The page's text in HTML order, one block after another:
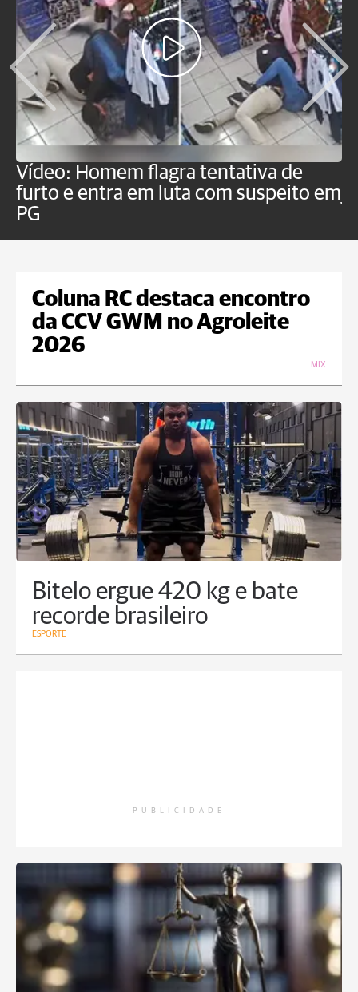
Vídeo: Homem flagra tentativa de
furto e entra em luta com suspeito em
PG
Coluna RC destaca encontro
da CCV GWM no Agroleite
2026
MIX
Bitelo ergue 420 kg e bate
recorde brasileiro
ESPORTE
PUBLICIDADE